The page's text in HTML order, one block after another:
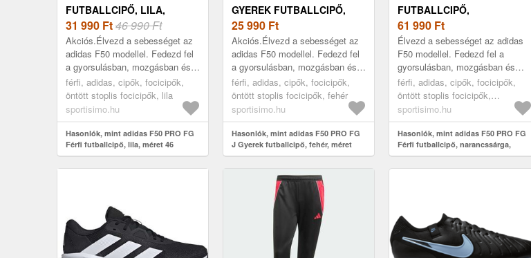
FUTBALLCIPŐ, LILA,
MÉRET 46
31 990 Ft46 990 Ft
Akciós.Élvezd a sebességet az
adidas F50 modellel. Fedezd fel
a gyorsulásban, mozgásban és
sebességben rejlő maximális
potenciálodat. Ez a könnyű
adidas F...
férfi, adidas, cipők, focicipők,
öntött stoplis focicipők, lila
sportisimo.hu
Hasonlók, mint adidas F50 PRO FG
Férfi futballcipő, lila, méret 46
GYEREK FUTBALLCIPŐ,
FEHÉR, MÉRET
25 990 Ft
Akciós.Élvezd a sebességet az
adidas F50 modellel. Fedezd fel
a gyorsulásban, mozgásban és
sebességben rejlő maximális
potenciálodat. Ez a könnyű
adidas F...
férfi, adidas, cipők, focicipők,
öntött stoplis focicipők, fehér
sportisimo.hu
Hasonlók, mint adidas F50 PRO FG
J Gyerek futballcipő, fehér, méret
FUTBALLCIPŐ,
NARANCSSÁRGA, MÉRET
46
61 990 Ft
Élvezd a sebességet az adidas
F50 modellel. Fedezd fel a
gyorsulásban, mozgásban és
sebességben rejlő maximális
potenciálodat. Ez a könnyű
adidas F...
férfi, adidas, cipők, focicipők,
öntött stoplis focicipők,
narancssárga
sportisimo.hu
Hasonlók, mint adidas F50 PRO FG
Férfi futballcipő, narancssárga,
méret 46